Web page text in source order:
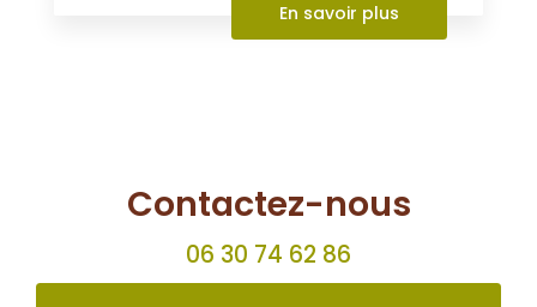
En savoir plus
Contactez-nous
06 30 74 62 86